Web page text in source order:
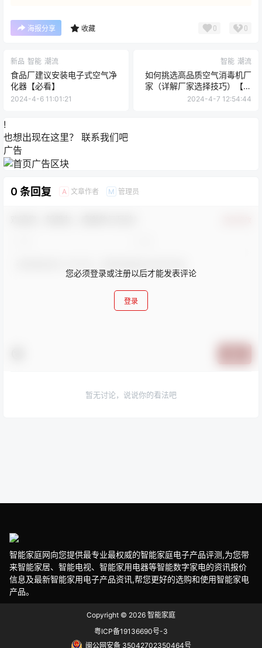
海报分享 收藏 0 0
新品 智能 潮流
食品厂建议安装电子式空气净
化器【必看】
2024-4-6 11:01:21
智能 潮流
如何挑选高品质空气消毒机厂
家（详解厂家选择技巧）【干
货】
2024-4-7 12:54:44
!
也想出现在这里？ 联系我们吧
广告
0 条回复 A 文章作者 M 管理员
您必须登录或注册以后才能发表评论
登录
暂无讨论，说说你的看法吧
智能家庭网向您提供最专业最权威的智能家庭电子产品评测,为您带
来智能家居、智能电视、智能家用电器等智能数字家电的资讯报价
信息及最新智能家用电子产品资讯,帮您更好的选购和使用智能家电
产品。
Copyright © 2026 智能家庭
粤ICP备19136690号-3
闽公网安备 35042702350464号